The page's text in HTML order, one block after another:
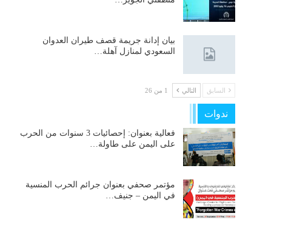
بيان إدانة جريمة قصف طيران العدوان
السعودي لمنازل آهلة…
السابق التالي 1 من 26
ندوات
فعالية بعنوان: إحصائيات 3 سنوات من الحرب
على اليمن على طاولة…
مؤتمر صحفي بعنوان جرائم الحرب المنسية
في اليمن – جنيف…